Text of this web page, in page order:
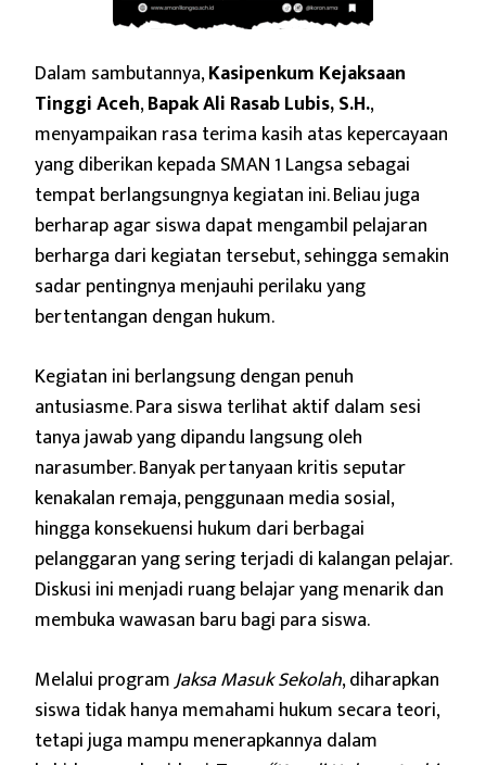
Dalam sambutannya,Kasipenkum Kejaksaan
Tinggi Aceh,Bapak Ali Rasab Lubis, S.H.,
menyampaikan rasa terima kasih atas kepercayaan
yang diberikan kepada SMAN 1 Langsa sebagai
tempat berlangsungnya kegiatan ini. Beliau juga
berharap agar siswa dapat mengambil pelajaran
berharga dari kegiatan tersebut, sehingga semakin
sadar pentingnya menjauhi perilaku yang
bertentangan dengan hukum.
Kegiatan ini berlangsung dengan penuh
antusiasme. Para siswa terlihat aktif dalam sesi
tanya jawab yang dipandu langsung oleh
narasumber. Banyak pertanyaan kritis seputar
kenakalan remaja, penggunaan media sosial,
hingga konsekuensi hukum dari berbagai
pelanggaran yang sering terjadi di kalangan pelajar.
Diskusi ini menjadi ruang belajar yang menarik dan
membuka wawasan baru bagi para siswa.
Melalui programJaksa Masuk Sekolah, diharapkan
siswa tidak hanya memahami hukum secara teori,
tetapi juga mampu menerapkannya dalam